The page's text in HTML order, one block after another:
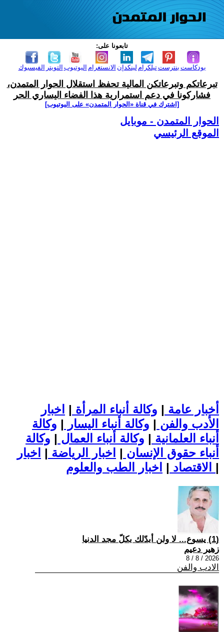
تابعونا على:
الفيسبوك التويتر اليوتيوب الانستغرام لينكدإن تيلكرامبنترست بودكاست
تبرعاتكم وتبرعاتكن المالية تحفظ استقلال الحوار المتمدن،
فشاركونا في دعم استمرارية هذا الفضاء اليساري الحر
[اشترك في قناة ‫«الحوار المتمدن» على اليوتيوب]
الحوار المتمدن - موبايل
الموقع الرئيسي
أخبار عامة | وكالة أنباء المرأة | اخبار
الأدب والفن | وكالة أنباء اليسار | وكالة
أنباء العلمانية | وكالة أنباء العمال | وكالة
أنباء حقوق الإنسان | اخبار الرياضة | اخبار
الاقتصاد | |
(1) يسوع... لا ولن أبدّلك بكلّ مجد الدنيا
زهير دعيم
2026 / 8 / 8
الادب والفن